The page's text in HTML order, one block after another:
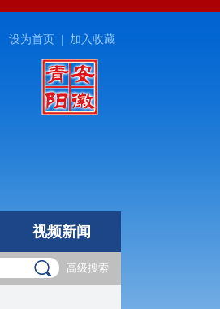
设为首页 加入收藏
视频新闻
高级搜索